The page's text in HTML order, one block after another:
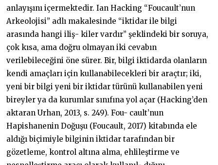
anlayışını içermektedir. Ian Hacking “Foucault’nun
Arkeolojisi” adlı makalesinde “iktidar ile bilgi
arasında hangi iliş- kiler vardır” şeklindeki bir soruya,
çok kısa, ama doğru olmayan iki cevabın
verilebileceğini öne sürer. Bir, bilgi iktidarda olanların
kendi amaçları için kullanabilecekleri bir araçtır; iki,
yeni bir bilgi yeni bir iktidar türünü kullanabilen yeni
bireyler ya da kurumlar sınıfına yol açar (Hacking’den
aktaran Urhan, 2013, s. 249). Fou- cault’nun
Hapishanenin Doğuşu (Foucault, 2017) kitabında ele
aldığı biçimiyle bilginin iktidar tarafından bir
gözetleme, kontrol altına alma, ehlileştirme ve